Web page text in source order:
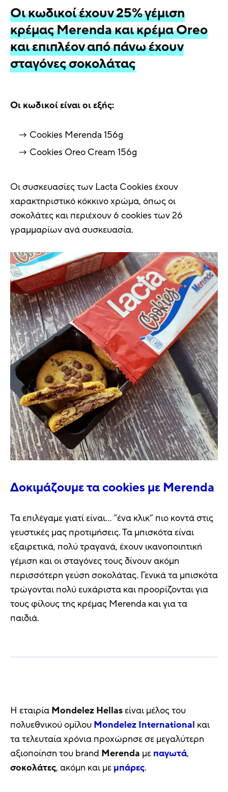
Οι κωδικοί έχουν 25% γέμιση
κρέμας Merenda και κρέμα Oreo
και επιπλέον από πάνω έχουν
σταγόνες σοκολάτας
Οι κωδικοί είναι οι εξής:
Cookies Μerenda 156g
Cookies Oreo Cream 156g
Οι συσκευασίες των Lacta Cookies έχουν
χαρακτηριστικό κόκκινο χρώμα, όπως οι
σοκολάτες και περιέχουν 6 cookies των 26
γραμμαρίων ανά συσκευασία.
Δοκιμάζουμε τα cookies με Merenda
Τα επιλέγαμε γιατί είναι… “ένα κλικ” πιο κοντά στις
γευστικές μας προτιμήσεις. Τα μπισκότα είναι
εξαιρετικά, πολύ τραγανά, έχουν ικανοποιητική
γέμιση και οι σταγόνες τους δίνουν ακόμη
περισσότερη γεύση σοκολάτας. Γενικά τα μπισκότα
τρώγονται πολύ ευχάριστα και προορίζονται για
τους φίλους της κρέμας Merenda και για τα
παιδιά.
Η εταιρία Mondelez Hellasείναι μέλος του
πολυεθνικού ομίλου Mondelez International και
τα τελευταία χρόνια προχώρησε σε μεγαλύτερη
αξιοποίηση του brand Merenda με παγωτά,
σοκολάτες, ακόμη και με μπάρες.